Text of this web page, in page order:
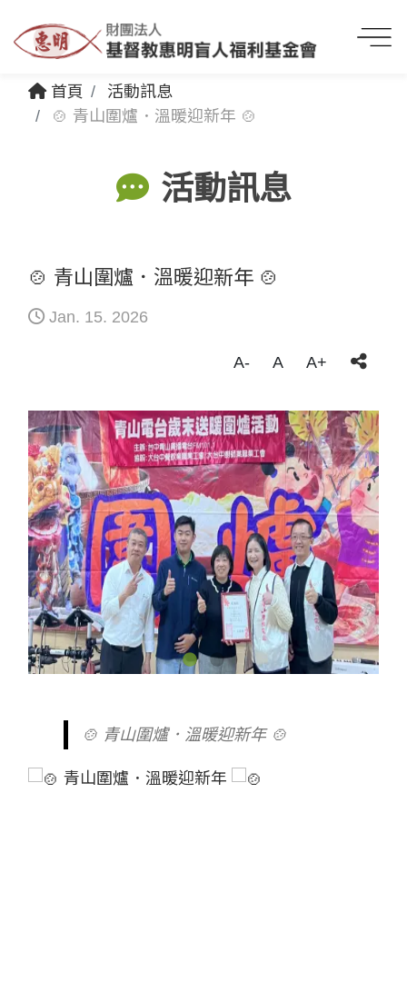
首頁
活動訊息
🍲 青山圍爐．溫暖迎新年 🍲
活動訊息
🍲 青山圍爐．溫暖迎新年 🍲
Jan. 15. 2026
A- A A+
🍲 青山圍爐．溫暖迎新年 🍲
青山圍爐．溫暖迎新年